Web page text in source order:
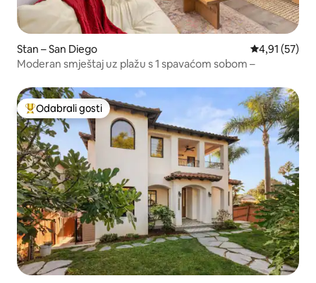
Stan – San Diego Prosječna
4,91 (57)
Moderan smještaj uz plažu s 1 spavaćom sobom –
Među najviše rangiranima s oznakom „Odabrali gosti”
Odabrali gosti